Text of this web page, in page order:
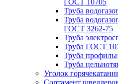
ГОСТ 10705
Труба
Труба
ГОСТ 3262-75
Труба
Труба ГОСТ
Труба
Труба
Уголок